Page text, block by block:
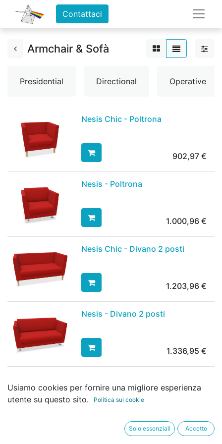
Contattaci
Armchair & Sofà
Presidential Directional Operative
Nesis Chic - Poltrona
902,97 €
Nesis - Poltrona
1.000,96 €
Nesis Chic - Divano 2 posti
1.203,96 €
Nesis - Divano 2 posti
1.336,95 €
Usiamo cookies per fornire una migliore esperienza
utente su questo sito.
Politica sui cookie
Solo essenziali Accetto